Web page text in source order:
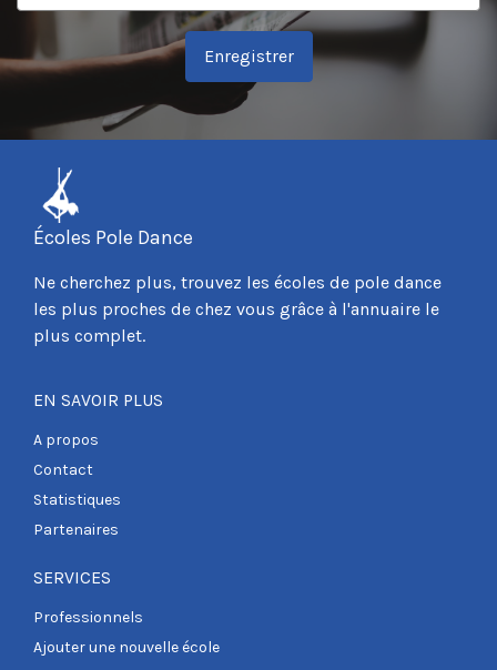
Enregistrer
Écoles Pole Dance
Ne cherchez plus, trouvez les écoles de pole dance
les plus proches de chez vous grâce à l'annuaire le
plus complet.
EN SAVOIR PLUS
A propos
Contact
Statistiques
Partenaires
SERVICES
Professionnels
Ajouter une nouvelle école